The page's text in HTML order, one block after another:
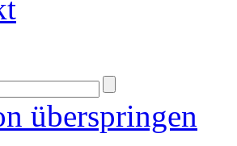
überspringen